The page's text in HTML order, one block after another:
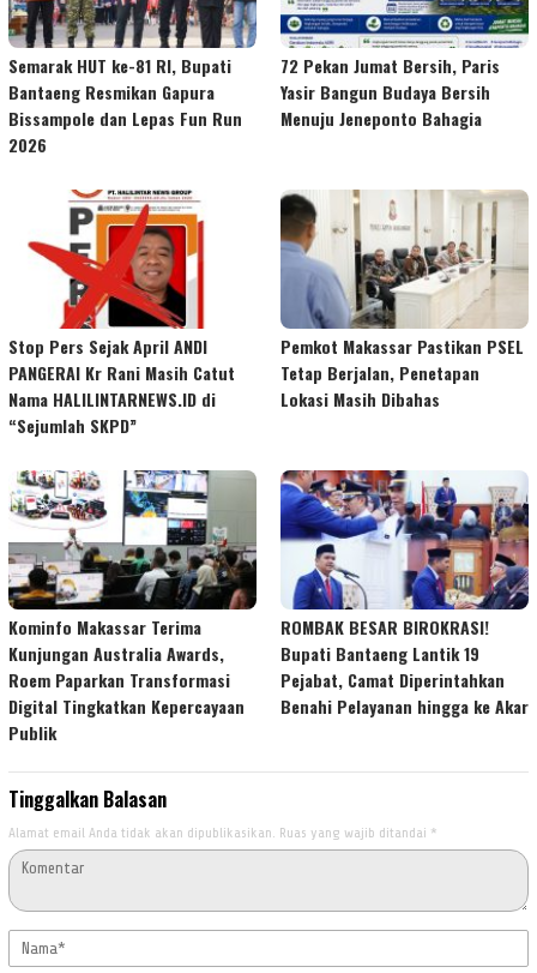
Semarak HUT ke-81 RI, Bupati
Bantaeng Resmikan Gapura
Bissampole dan Lepas Fun Run
2026
72 Pekan Jumat Bersih, Paris
Yasir Bangun Budaya Bersih
Menuju Jeneponto Bahagia
Stop Pers Sejak April ANDI
PANGERAI Kr Rani Masih Catut
Nama HALILINTARNEWS.ID di
“Sejumlah SKPD”
Pemkot Makassar Pastikan PSEL
Tetap Berjalan, Penetapan
Lokasi Masih Dibahas
Kominfo Makassar Terima
Kunjungan Australia Awards,
Roem Paparkan Transformasi
Digital Tingkatkan Kepercayaan
Publik
ROMBAK BESAR BIROKRASI!
Bupati Bantaeng Lantik 19
Pejabat, Camat Diperintahkan
Benahi Pelayanan hingga ke Akar
Tinggalkan Balasan
Alamat email Anda tidak akan dipublikasikan. Ruas yang wajib ditandai *